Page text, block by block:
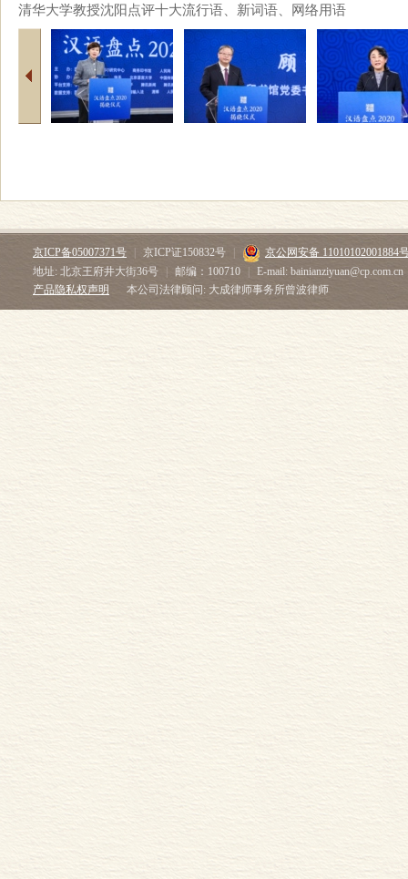
清华大学教授沈阳点评十大流行语、新词语、网络用语
京ICP备05007371号 京ICP证150832号
京公网安备 11010102001884
地址: 北京王府井大街36号
邮编：100710
E-mail: bainianziyuan@cp.com.cn
产品隐私权声明
本公司法律顾问: 大成律师事务所曾波律师